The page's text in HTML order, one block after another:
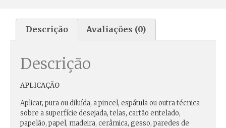
Descrição Avaliações (0)
Descrição
APLICAÇÃO
Aplicar, pura ou diluída, a pincel, espátula ou outra técnica
sobre a superfície desejada, telas, cartão entelado,
papelão, papel, madeira, cerâmica, gesso, paredes de